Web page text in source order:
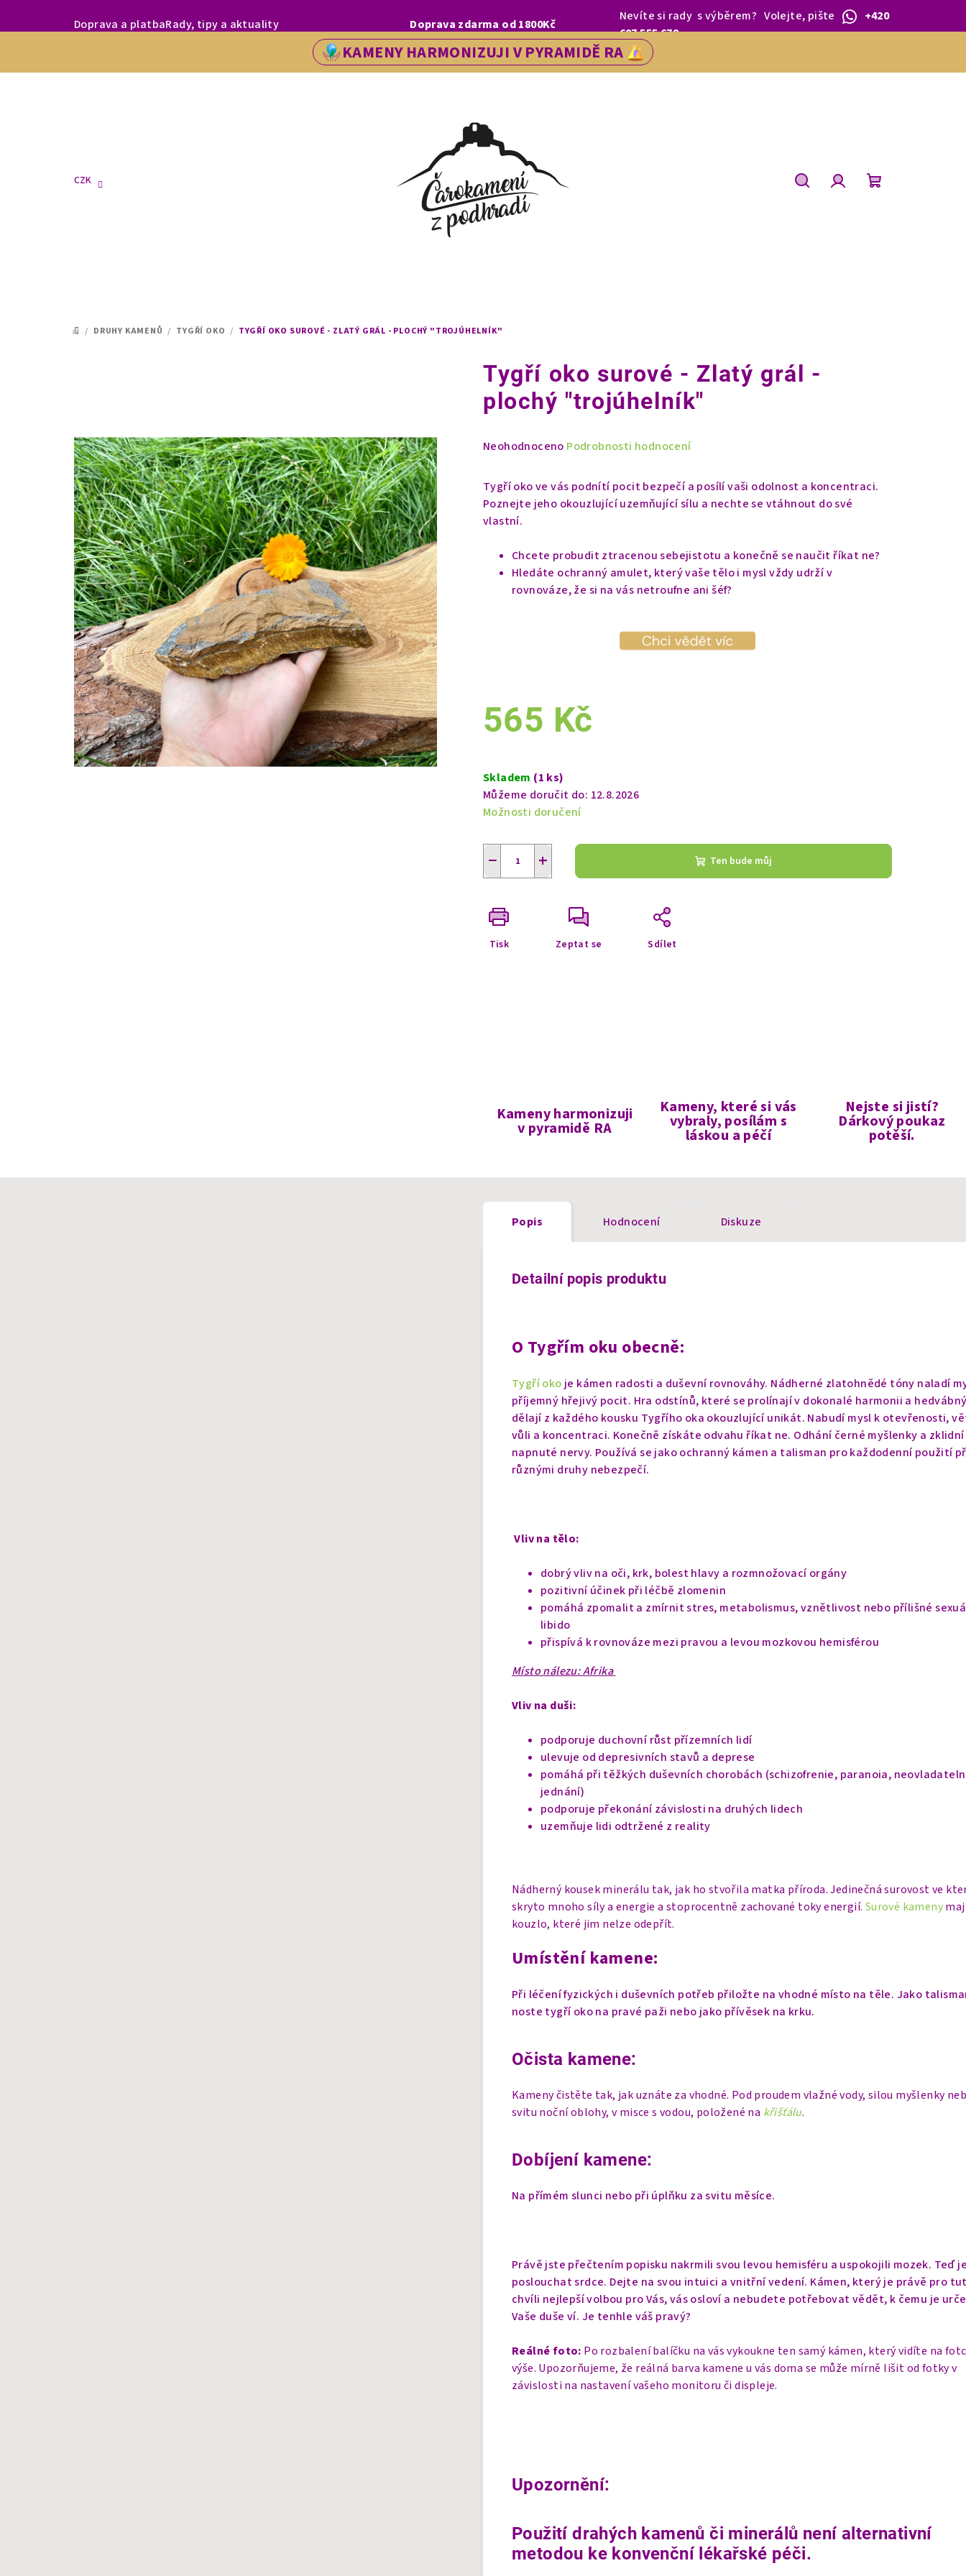
MILÍ ZÁKAZNÍCI, LETOS SE NA VÁS V NAŠÍ PRODEJNĚ V ŘEDHOŠTI BUDEME TĚŠIT OD 1.BŘEZNA.
Doprava a platbaRady, tipy a aktuality Doprava zdarma od 1800Kč
Nevíte si rady s výběrem?Volejte, pište
+420
607 555 679
KAMENY HARMONIZUJI V PYRAMIDĚ RA
CZK
DOMŮ
/ DRUHY KAMENŮ / TYGŘÍ OKO / TYGŘÍ OKO SUROVÉ - ZLATÝ GRÁL - PLOCHÝ "TROJÚHELNÍK"
Tygří oko surové - Zlatý grál -
plochý "trojúhelník"
Průměrné
produktu
je
0,0
hvězdiček.
Neohodnoceno Podrobnosti hodnocení
Tygří oko ve vás podnítí pocit bezpečí a posílí vaši odolnost a koncentraci.
Poznejte jeho okouzlující uzemňující sílu a nechte se vtáhnout do své
vlastní.
Chcete probudit ztracenou sebejistotu a konečně se naučit říkat ne?
Hledáte ochranný amulet, který vaše tělo i mysl vždy udrží v
rovnováze, že si na vás netroufne ani šéf?
565 Kč
cena:
Skladem (1 ks)
Můžeme doručit do: 12.8.2026
Možnosti doručení
+
− Ten bude můj
Tisk Zeptat se Sdílet
Kameny harmonizuji
v pyramidě RA
Kameny, které si vás
vybraly, posílám s
láskou a péčí
Nejste si jistí?
Dárkový poukaz
potěší.
Popis Hodnocení Diskuze
Detailní popis produktu
O Tygřím oku obecně:
Tygří oko je kámen radosti a duševní rovnováhy. Nádherné zlatohnědé tóny naladí
příjemný hřejivý pocit. Hra odstínů, které se prolínají v dokonalé harmonii a
dělají z každého kousku Tygřího oka okouzlující unikát. Nabudí mysl k otevřenosti,
vůli a koncentraci. Konečně získáte odvahu říkat ne. Odhání černé myšlenky a zklidní
napnuté nervy. Používá se jako ochranný kámen a talisman pro každodenní použití
různými druhy nebezpečí.
Vliv na tělo:
dobrý vliv na oči, krk, bolest hlavy a rozmnožovací orgány
pozitivní účinek při léčbě zlomenin
pomáhá zpomalit a zmírnit stres, metabolismus, vznětlivost nebo přílišné
libido
přispívá k rovnováze mezi pravou a levou mozkovou hemisférou
Místo nálezu: Afrika
Vliv na duši:
podporuje duchovní růst přízemních lidí
ulevuje od depresivních stavů a deprese
pomáhá při těžkých duševních chorobách (schizofrenie, paranoia,
jednání)
podporuje překonání závislosti na druhých lidech
uzemňuje lidi odtržené z reality
Nádherný kousek minerálu tak, jak ho stvořila matka příroda. Jedinečná surovost ve
skryto mnoho síly a energie a stoprocentně zachované toky energií. Surové kameny
kouzlo, které jim nelze odepřít.
Umístění kamene:
Při léčení fyzických i duševních potřeb přiložte na vhodné místo na těle. Jako
noste tygří oko na pravé paži nebo jako přívěsek na krku.
Očista kamene:
Kameny čistěte tak, jak uznáte za vhodné. Pod proudem vlažné vody, silou myšlenky
svitu noční oblohy, v misce s vodou, položené na křišťálu.
Dobíjení kamene:
Na přímém slunci nebo při úplňku za svitu měsíce.
Právě jste přečtením popisku nakrmili svou levou hemisféru a uspokojili mozek. Teď
poslouchat srdce. Dejte na svou intuici a vnitřní vedení. Kámen, který je právě pro
chvíli nejlepší volbou pro Vás, vás osloví a nebudete potřebovat vědět, k čemu je
Vaše duše ví. Je tenhle váš pravý?
Reálné foto: Po rozbalení balíčku na vás vykoukne ten samý kámen, který vidíte na
výše. Upozorňujeme, že reálná barva kamene u vás doma se může mírně lišit od fotky v
závislosti na nastavení vašeho monitoru či displeje.
Upozornění:
Použití drahých kamenů či minerálů není alternativní
metodou ke konvenční lékařské péči.